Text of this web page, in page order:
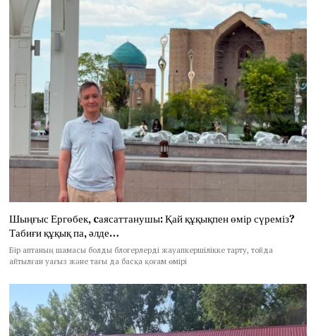
Шыңғыс Ергөбек, cаясаттанушы: Қай құқықпен өмір сүреміз?
Табиғи құқық па, әлде…
Бір аптаның шамасы болды блогерлерді жауапкершілікке тарту, тойда
айтылған уағыз және тағы да басқа қоғам өмірі